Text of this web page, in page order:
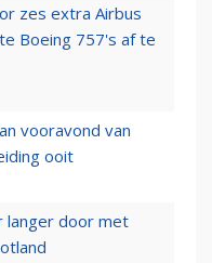
zes extra Airbus
Boeing 757's af te
vooravond van
ooit
langer door met